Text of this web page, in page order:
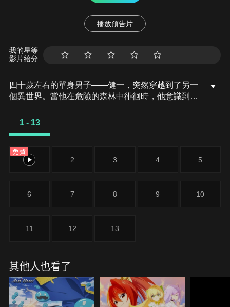
播放預告片
我的星等
影片給分
四十歲左右的單身男子——健一，突然穿越到了另一
個異世界。當他在危險的森林中徘徊時，他意識到它
用異世界的商品換成金錢、購買現代日本商品的「作
生活！」他試圖在小鎮附近的森林自由的過著自給自
足的生活，但……才華洋溢的健一吸引到了許多女孩
1 - 13
免費
1 2 3 4 5
6 7 8 9 10
11 12 13
其他人也看了